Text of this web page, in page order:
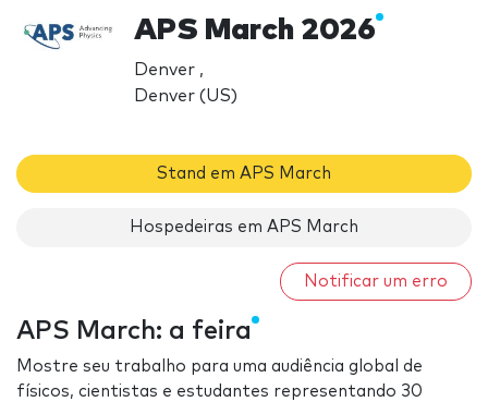
APS March 2026
Denver ,
Denver (US)
Stand em APS March
Hospedeiras em APS March
Notificar um erro
APS March: a feira
Mostre seu trabalho para uma audiência global de
físicos, cientistas e estudantes representando 30